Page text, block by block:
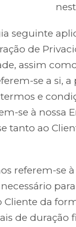
seguinte
de
assim
se a si, a
e
se à nossa
tanto ao
referem-se
Cliente da
de duração